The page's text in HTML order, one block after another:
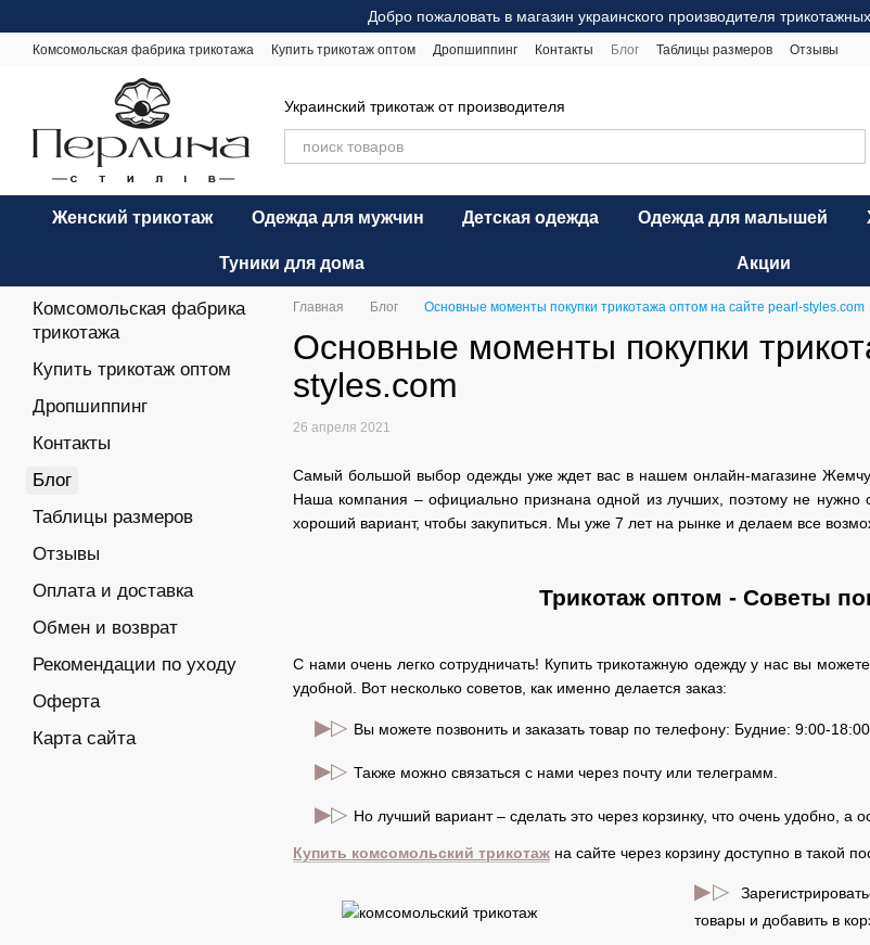
Добро пожаловать в магазин украинского производителя
Комсомольская фабрика трикотажа Купить трикотаж оптом Дропшиппинг Контакты Блог Таблицы размеров
Отзывы
Украинский трикотаж от производителя
Женский трикотаж Одежда для мужчин Детская одежда Одежда для малышей
Туники для дома Акции
Главная Блог Основные моменты покупки трикотажа оптом на сайте pearl-styles.com
Основные моменты покупки
styles.com
26 апреля 2021
Самый большой выбор одежды уже ждет вас в нашем онлайн-магазине
Наша компания – официально признана одной из лучших, поэтому не нужно
хороший вариант, чтобы закупиться. Мы уже 7 лет на рынке и делаем все
Трикотаж оптом - Советы
С нами очень легко сотрудничать! Купить трикотажную одежду у нас вы
удобной. Вот несколько советов, как именно делается заказ:
▶▷ Вы можете позвонить и заказать товар по телефону: Будние: 9:00-
▶▷ Также можно связаться с нами через почту или телеграмм.
▶▷ Но лучший вариант – сделать это через корзинку, что очень удобно, а
Купить комсомольский трикотаж на сайте через корзину доступно в такой
▶▷
товары и добавить в
Комсомольская фабрика
трикотажа
Купить трикотаж оптом
Дропшиппинг
Контакты
Блог
Таблицы размеров
Отзывы
Оплата и доставка
Обмен и возврат
Рекомендации по уходу
Оферта
Карта сайта